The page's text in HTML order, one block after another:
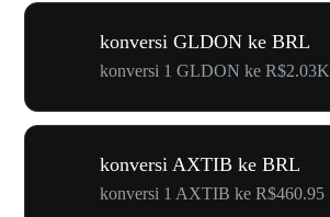
konversi GLDON ke BRL
konversi 1 GLDON ke R$2.03K
konversi AXTIB ke BRL
konversi 1 AXTIB ke R$460.95